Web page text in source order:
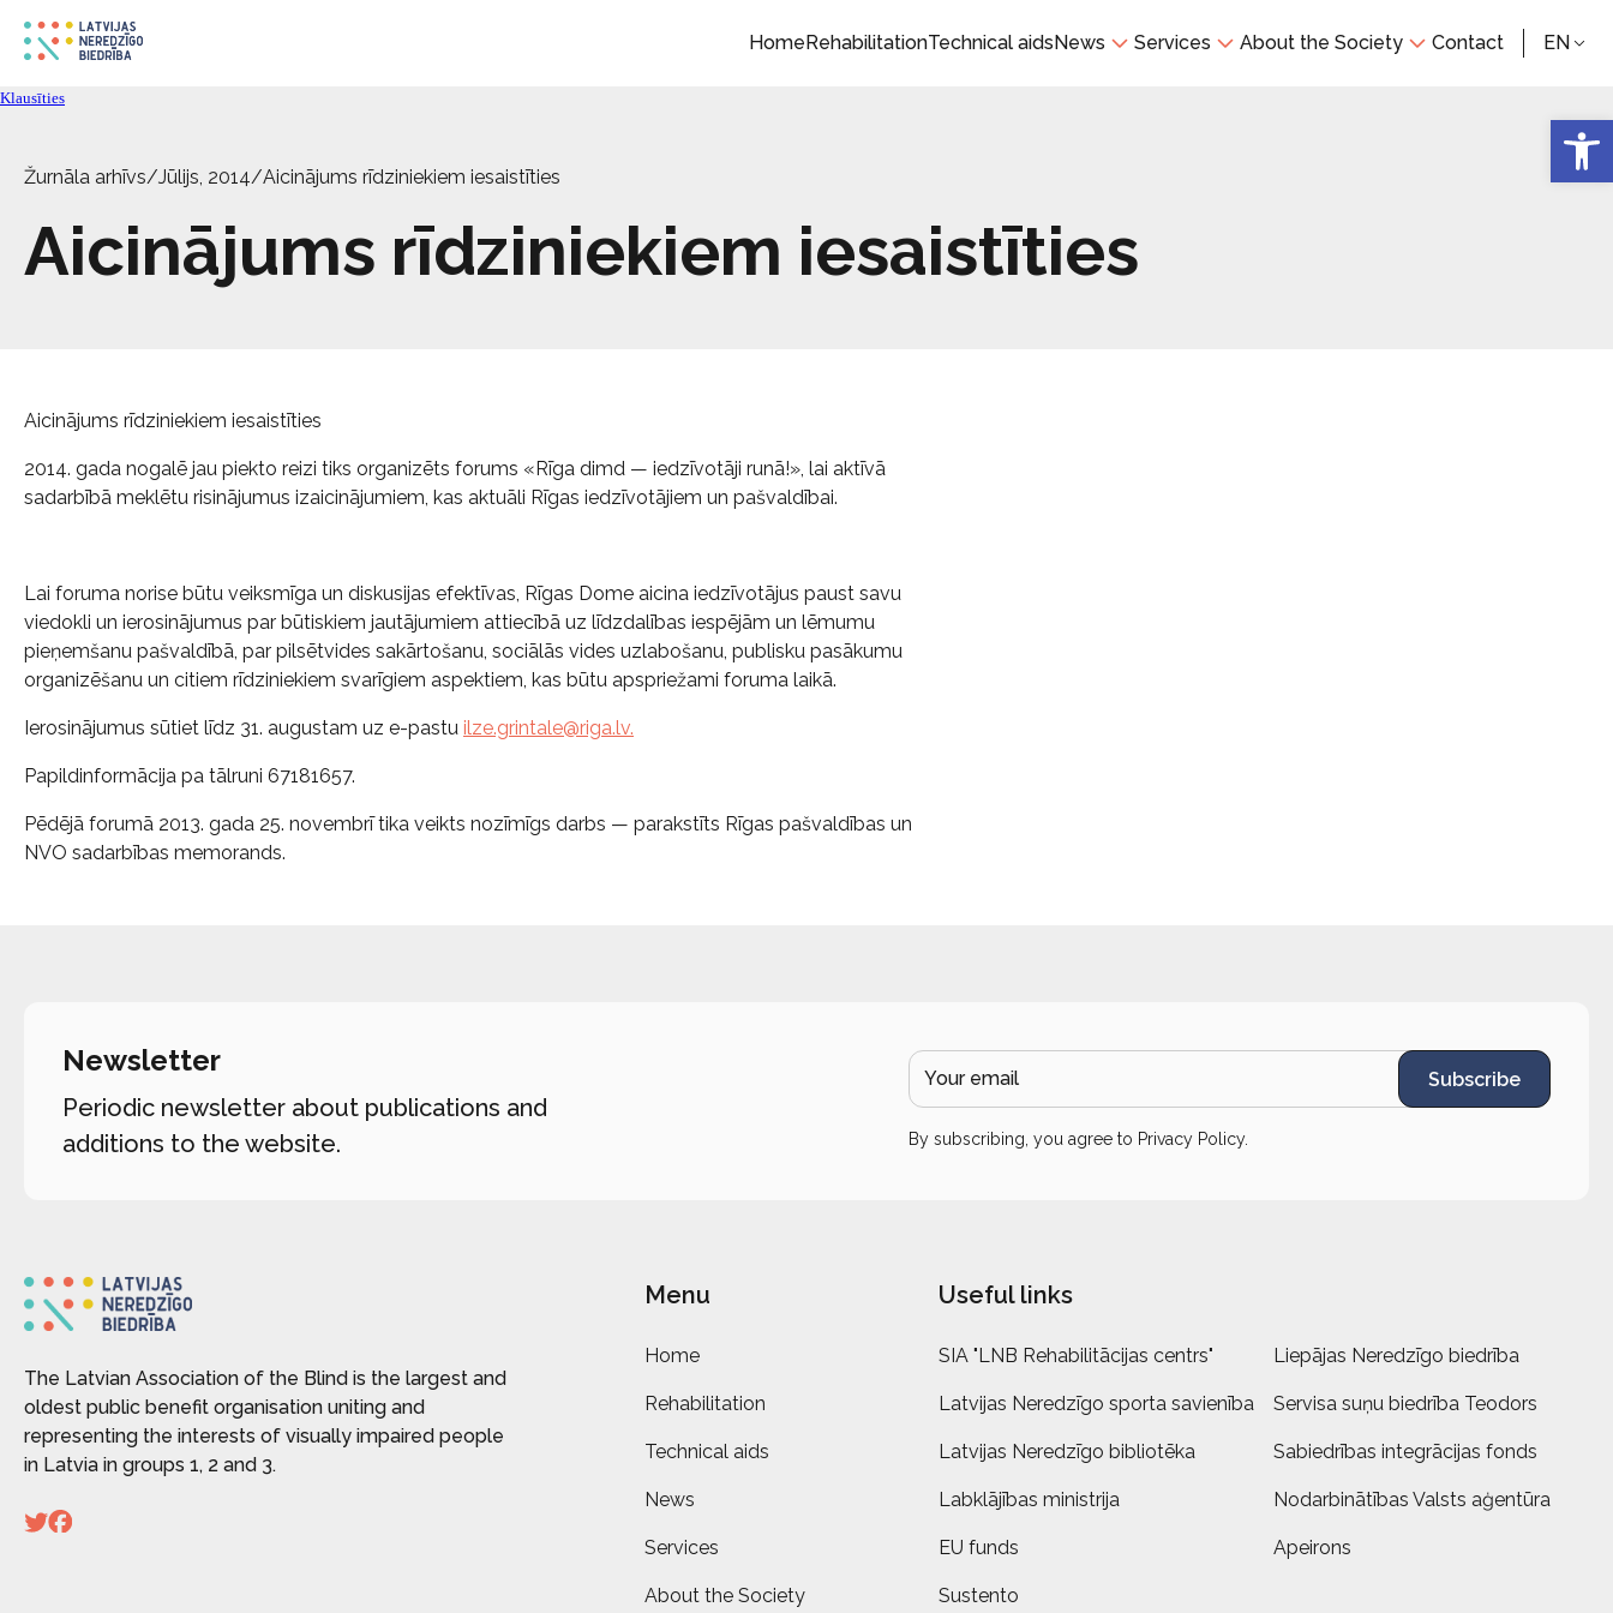
HomeRehabilitationTechnical aidsNews Services About the Society Contact EN
Klausīties
Žurnāla arhīvs/Jūlijs, 2014/Aicinājums rīdziniekiem iesaistīties
Aicinājums rīdziniekiem iesaistīties
Aicinājums rīdziniekiem iesaistīties
2014. gada nogalē jau piekto reizi tiks organizēts forums «Rīga dimd — iedzīvotāji runā!», lai aktīvā
sadarbībā meklētu risinājumus izaicinājumiem, kas aktuāli Rīgas iedzīvotājiem un pašvaldībai.
Lai foruma norise būtu veiksmīga un diskusijas efektīvas, Rīgas Dome aicina iedzīvotājus paust savu
viedokli un ierosinājumus par būtiskiem jautājumiem attiecībā uz līdzdalības iespējām un lēmumu
pieņemšanu pašvaldībā, par pilsētvides sakārtošanu, sociālās vides uzlabošanu, publisku pasākumu
organizēšanu un citiem rīdziniekiem svarīgiem aspektiem, kas būtu apspriežami foruma laikā.
Ierosinājumus sūtiet līdz 31. augustam uz e-pastu ilze.grintale@riga.lv.
Papildinformācija pa tālruni 67181657.
Pēdējā forumā 2013. gada 25. novembrī tika veikts nozīmīgs darbs — parakstīts Rīgas pašvaldības un
NVO sadarbības memorands.
Newsletter
Periodic newsletter about publications and
additions to the website.
Subscribe
By subscribing, you agree to Privacy Policy.
The Latvian Association of the Blind is the largest and
oldest public benefit organisation uniting and
representing the interests of visually impaired people
in Latvia in groups 1, 2 and 3.
Menu
Home
Rehabilitation
Technical aids
News
Services
About the Society
Useful links
SIA "LNB Rehabilitācijas centrs" Liepājas Neredzīgo biedrība
Latvijas Neredzīgo sporta savienība Servisa suņu biedrība Teodors
Latvijas Neredzīgo bibliotēka Sabiedrības integrācijas fonds
Labklājības ministrija Nodarbinātības Valsts aģentūra
EU funds Apeirons
Sustento